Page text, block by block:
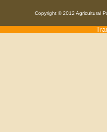
Copyright © 2012 Agricultural